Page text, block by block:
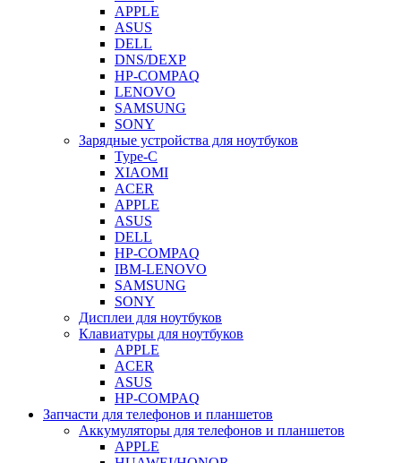
APPLE
ASUS
DELL
DNS/DEXP
HP-COMPAQ
LENOVO
SAMSUNG
SONY
Зарядные устройства для ноутбуков
Type-C
XIAOMI
ACER
APPLE
ASUS
DELL
HP-COMPAQ
IBM-LENOVO
SAMSUNG
SONY
Дисплеи для ноутбуков
Клавиатуры для ноутбуков
APPLE
ACER
ASUS
HP-COMPAQ
Запчасти для телефонов и планшетов
Аккумуляторы для телефонов и планшетов
APPLE